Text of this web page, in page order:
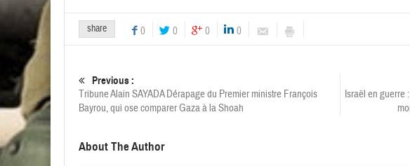
share 0 0 0 0
Previous :
Tribune Alain SAYADA Dérapage du Premier ministre François
Bayrou, qui ose comparer Gaza à la Shoah
Israël en guerre
About The Author